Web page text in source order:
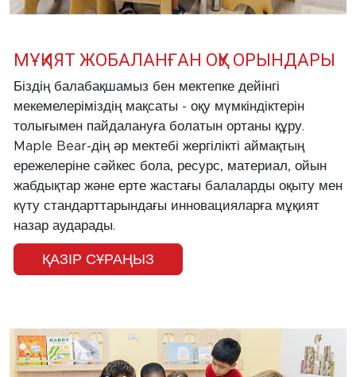
МҰҚИЯТ ЖОБАЛАНҒАН ОҚУ ОРЫНДАРЫ
Біздің балабақшамыз бен мектепке дейінгі
мекемелеріміздің мақсаты - оқу мүмкіндіктерін
толығымен пайдалануға болатын ортаны құру.
Maple Bear-дің әр мектебі жергілікті аймақтың
ережелеріне сәйкес бола, ресурс, материал, ойын
жабдықтар және ерте жастағы балаларды оқыту мен
күту стандарттарындағы инновацияларға мұқият
назар аударады.
ҚАЗІР СҰРАҢЫЗ